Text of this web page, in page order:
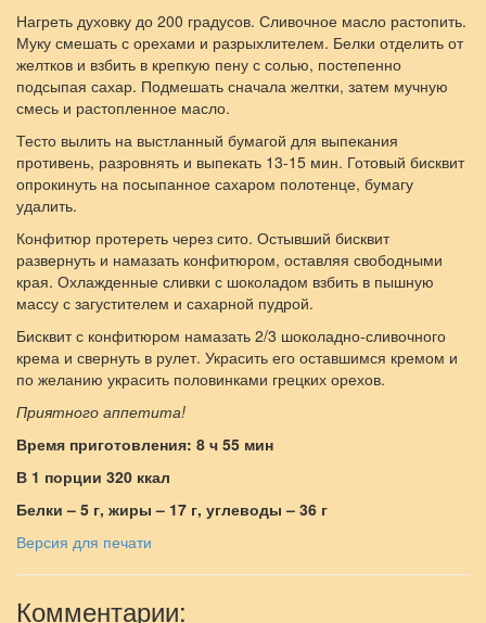
Нагреть духовку до 200 градусов. Сливочное масло растопить.
Муку смешать с орехами и разрыхлителем. Белки отделить от
желтков и взбить в крепкую пену с солью, постепенно
подсыпая сахар. Подмешать сначала желтки, затем мучную
смесь и растопленное масло.
Тесто вылить на выстланный бумагой для выпекания
противень, разровнять и выпекать 13-15 мин. Готовый бисквит
опрокинуть на посыпанное сахаром полотенце, бумагу
удалить.
Конфитюр протереть через сито. Остывший бисквит
развернуть и намазать конфитюром, оставляя свободными
края. Охлажденные сливки с шоколадом взбить в пышную
массу с загустителем и сахарной пудрой.
Бисквит с конфитюром намазать 2/3 шоколадно-сливочного
крема и свернуть в рулет. Украсить его оставшимся кремом и
по желанию украсить половинками грецких орехов.
Приятного аппетита!
Время приготовления: 8 ч 55 мин
В 1 порции 320 ккал
Белки – 5 г, жиры – 17 г, углеводы – 36 г
Версия для печати
Комментарии: